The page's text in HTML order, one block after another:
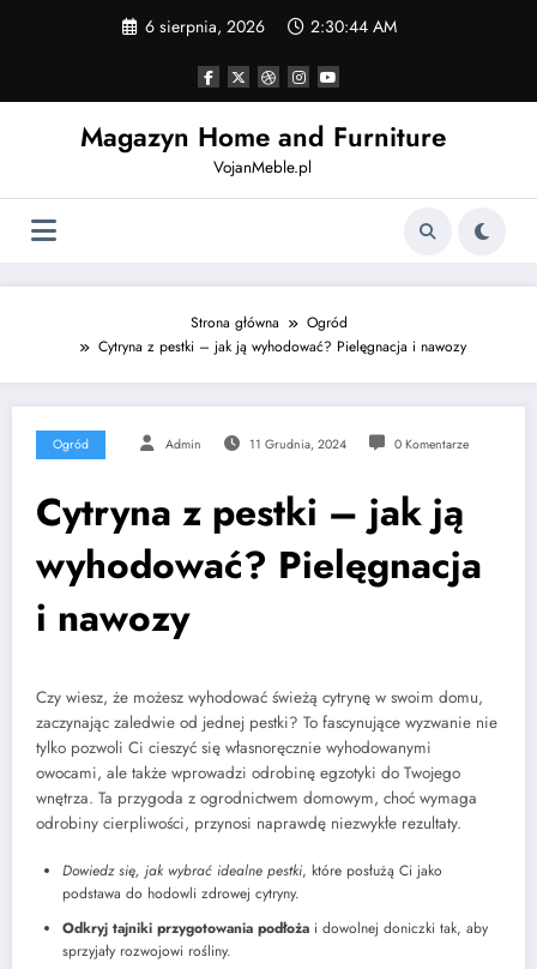
6 sierpnia, 2026 2:30:45 AM
Magazyn Home and Furniture
VojanMeble.pl
Strona główna
Ogród
Cytryna z pestki – jak ją wyhodować? Pielęgnacja i nawozy
Ogród Admin 11 Grudnia, 2024 0 Komentarze
Cytryna z pestki – jak ją
wyhodować? Pielęgnacja
i nawozy
Czy wiesz, że możesz wyhodować świeżą cytrynę w swoim domu,
zaczynając zaledwie od jednej pestki? To fascynujące wyzwanie nie
tylko pozwoli Ci cieszyć się własnoręcznie wyhodowanymi
owocami, ale także wprowadzi odrobinę egzotyki do Twojego
wnętrza. Ta przygoda z ogrodnictwem domowym, choć wymaga
odrobiny cierpliwości, przynosi naprawdę niezwykłe rezultaty.
Dowiedz się, jak wybrać idealne pestki, które posłużą Ci jako
podstawa do hodowli zdrowej cytryny.
Odkryj tajniki przygotowania podłoża i dowolnej doniczki tak, aby
sprzyjały rozwojowi rośliny.